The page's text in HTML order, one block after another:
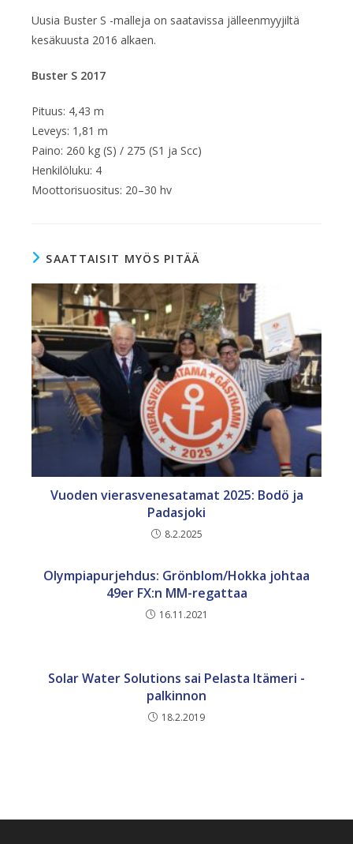
Uusia Buster S -malleja on saatavissa jälleenmyyjiltä
kesäkuusta 2016 alkaen.
Buster S 2017
Pituus: 4,43 m
Leveys: 1,81 m
Paino: 260 kg (S) / 275 (S1 ja Scc)
Henkilöluku: 4
Moottorisuositus: 20–30 hv
SAATTAISIT MYÖS PITÄÄ
Vuoden vierasvenesatamat 2025: Bodö ja
Padasjoki
8.2.2025
Olympiapurjehdus: Grönblom/Hokka johtaa
49er FX:n MM-regattaa
16.11.2021
Solar Water Solutions sai Pelasta Itämeri -
palkinnon
18.2.2019